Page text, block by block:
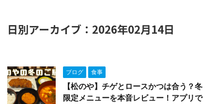
日別アーカイブ：2026年02月14日
ブログ 食事
【松のや】チゲとロースかつは合う？冬
限定メニューを本音レビュー！アプリで